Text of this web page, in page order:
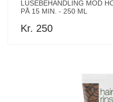
LUSEBEHANDLING MOD
PÅ 15 MIN. - 250 ML
Kr. 250